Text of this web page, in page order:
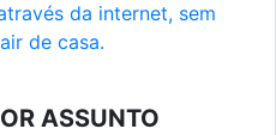
da internet, sem
de casa.
ASSUNTO